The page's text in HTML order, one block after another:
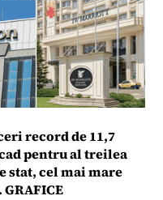
record de 11,7
pentru al treilea
stat, cel mai mare